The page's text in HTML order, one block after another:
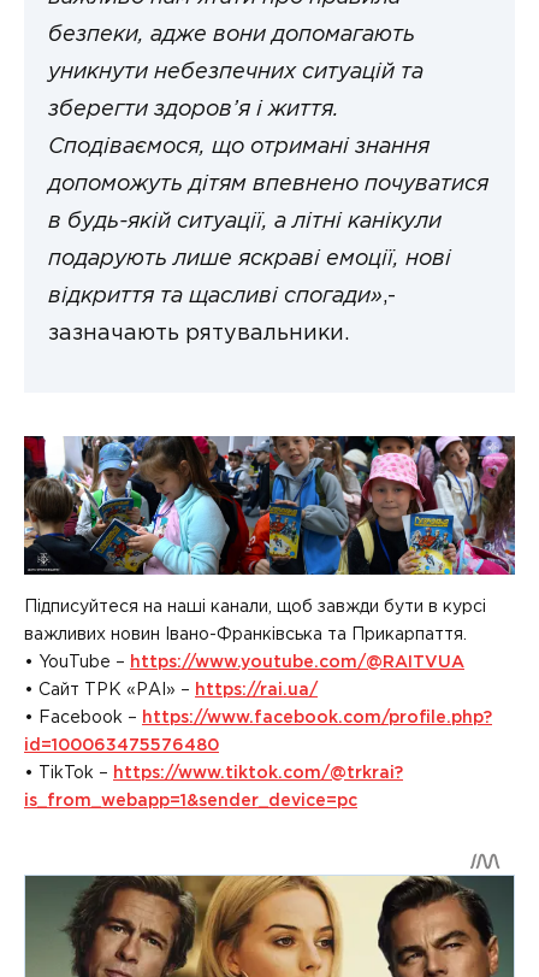
безпеки, адже вони допомагають
уникнути небезпечних ситуацій та
зберегти здоров’я і життя.
Сподіваємося, що отримані знання
допоможуть дітям впевнено почуватися
в будь-якій ситуації, а літні канікули
подарують лише яскраві емоції, нові
відкриття та щасливі спогади»,-
зазначають рятувальники.
Підписуйтеся на наші канали, щоб завжди бути в курсі
важливих новин Івано-Франківська та Прикарпаття.
• YouTube – https://www.youtube.com/@RAITVUA
• Сайт ТРК «РАІ» – https://rai.ua/
• Facebook – https://www.facebook.com/profile.php?
id=100063475576480
• TikTok – https://www.tiktok.com/@trkrai?
is_from_webapp=1&sender_device=pc